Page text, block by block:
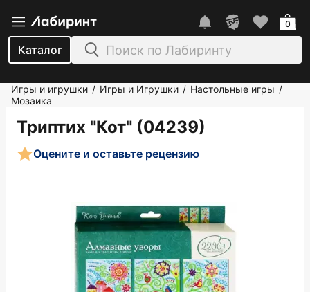
Каталог
0
Игры и игрушки / Игры и Игрушки / Настольные игры /
Мозаика
Триптих "Кот" (04239)
Оцените и оставьте рецензию